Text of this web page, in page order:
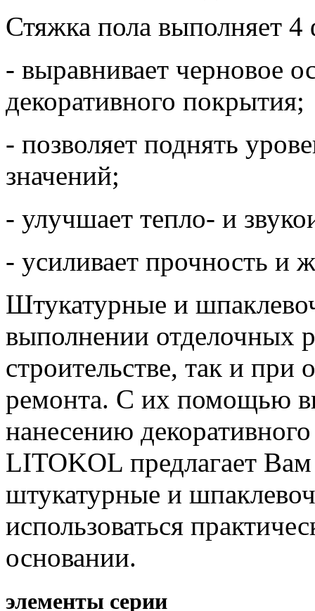
Стяжка пола выполняет
- выравнивает черновое
декоративного покрытия;
- позволяет поднять
значений;
- улучшает тепло- и
- усиливает прочность и
Штукатурные и
выполнении отделочных
строительстве, так и при
ремонта. С их помощью
нанесению
LITOKOL предлагает
штукатурные и
использоваться
основании.
элементы серии